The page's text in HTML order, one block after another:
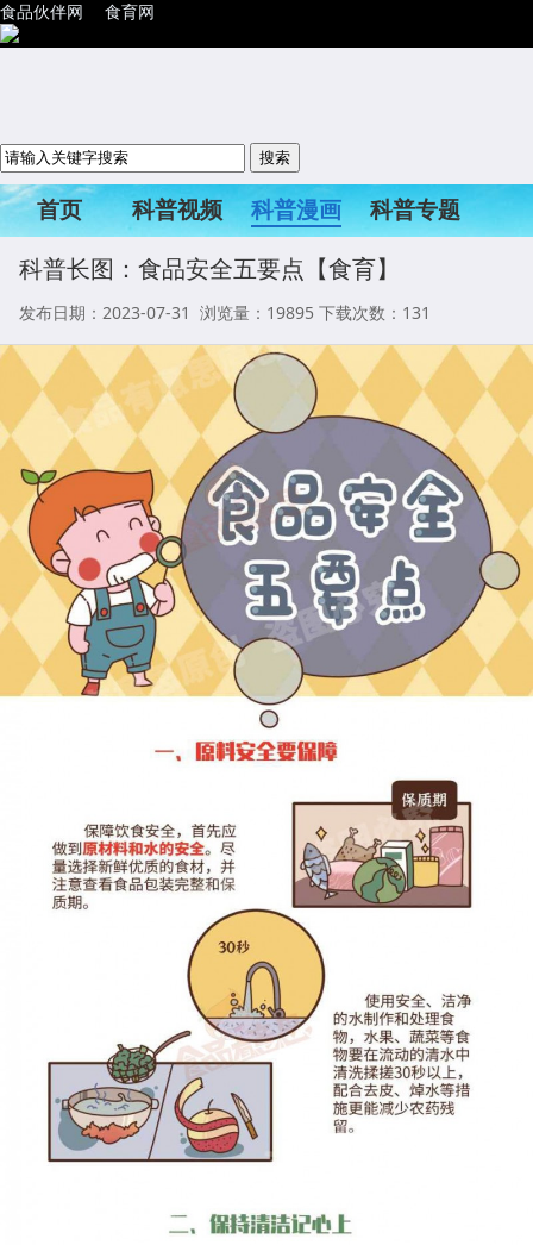
食品伙伴网 食育网
首页 科普视频 科普漫画
科普专题
科普活动
科普长图：食品安全五要点【食育】
发布日期：2023-07-31 浏览量： 19895 下载次数：131